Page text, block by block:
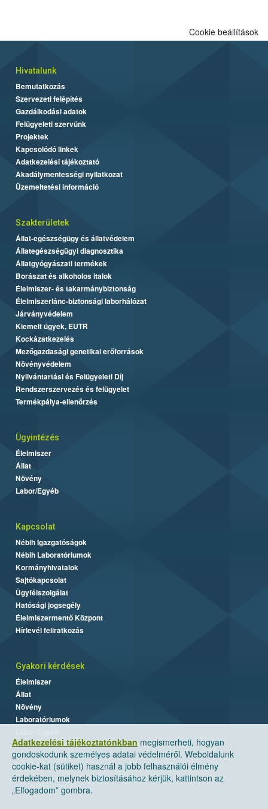
Adatkezelési tájékoztatónkban megismerheti, hogyan
gondoskodunk személyes adatai védelméről. Weboldalunk
cookie-kat (sütiket) használ a jobb felhasználói élmény
érdekében, melynek biztosításához kérjük, kattintson az
„Elfogadom” gombra.
Cookie beállítások
Hivatalunk
Bemutatkozás
Szervezeti felépítés
Gazdálkodási adatok
Felügyeleti szervünk
Projektek
Kapcsolódó linkek
Adatkezelési tájékoztató
Akadálymentességi nyilatkozat
Üzemeltetési információ
Szakterületek
Állat-egészségügy és állatvédelem
Állategészségügyi diagnosztika
Állatgyógyászati termékek
Borászat és alkoholos italok
Élelmiszer- és takarmánybiztonság
Élelmiszerlánc-biztonsági laborhálózat
Járványvédelem
Kiemelt ügyek, EUTR
Kockázatkezelés
Mezőgazdasági genetikai erőforrások
Növényvédelem
Nyilvántartási és Felügyeleti Díj
Rendszerszervezés és felügyelet
Termékpálya-ellenőrzés
Ügyintézés
Élelmiszer
Állat
Növény
Labor/Egyéb
Kapcsolat
Nébih Igazgatóságok
Nébih Laboratóriumok
Kormányhivatalok
Sajtókapcsolat
Ügyfélszolgálat
Hatósági jogsegély
Élelmiszermentő Központ
Hírlevél feliratkozás
Gyakori kérdések
Élelmiszer
Állat
Növény
Laboratóriumok